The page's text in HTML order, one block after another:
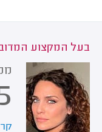
בעל המקצוע